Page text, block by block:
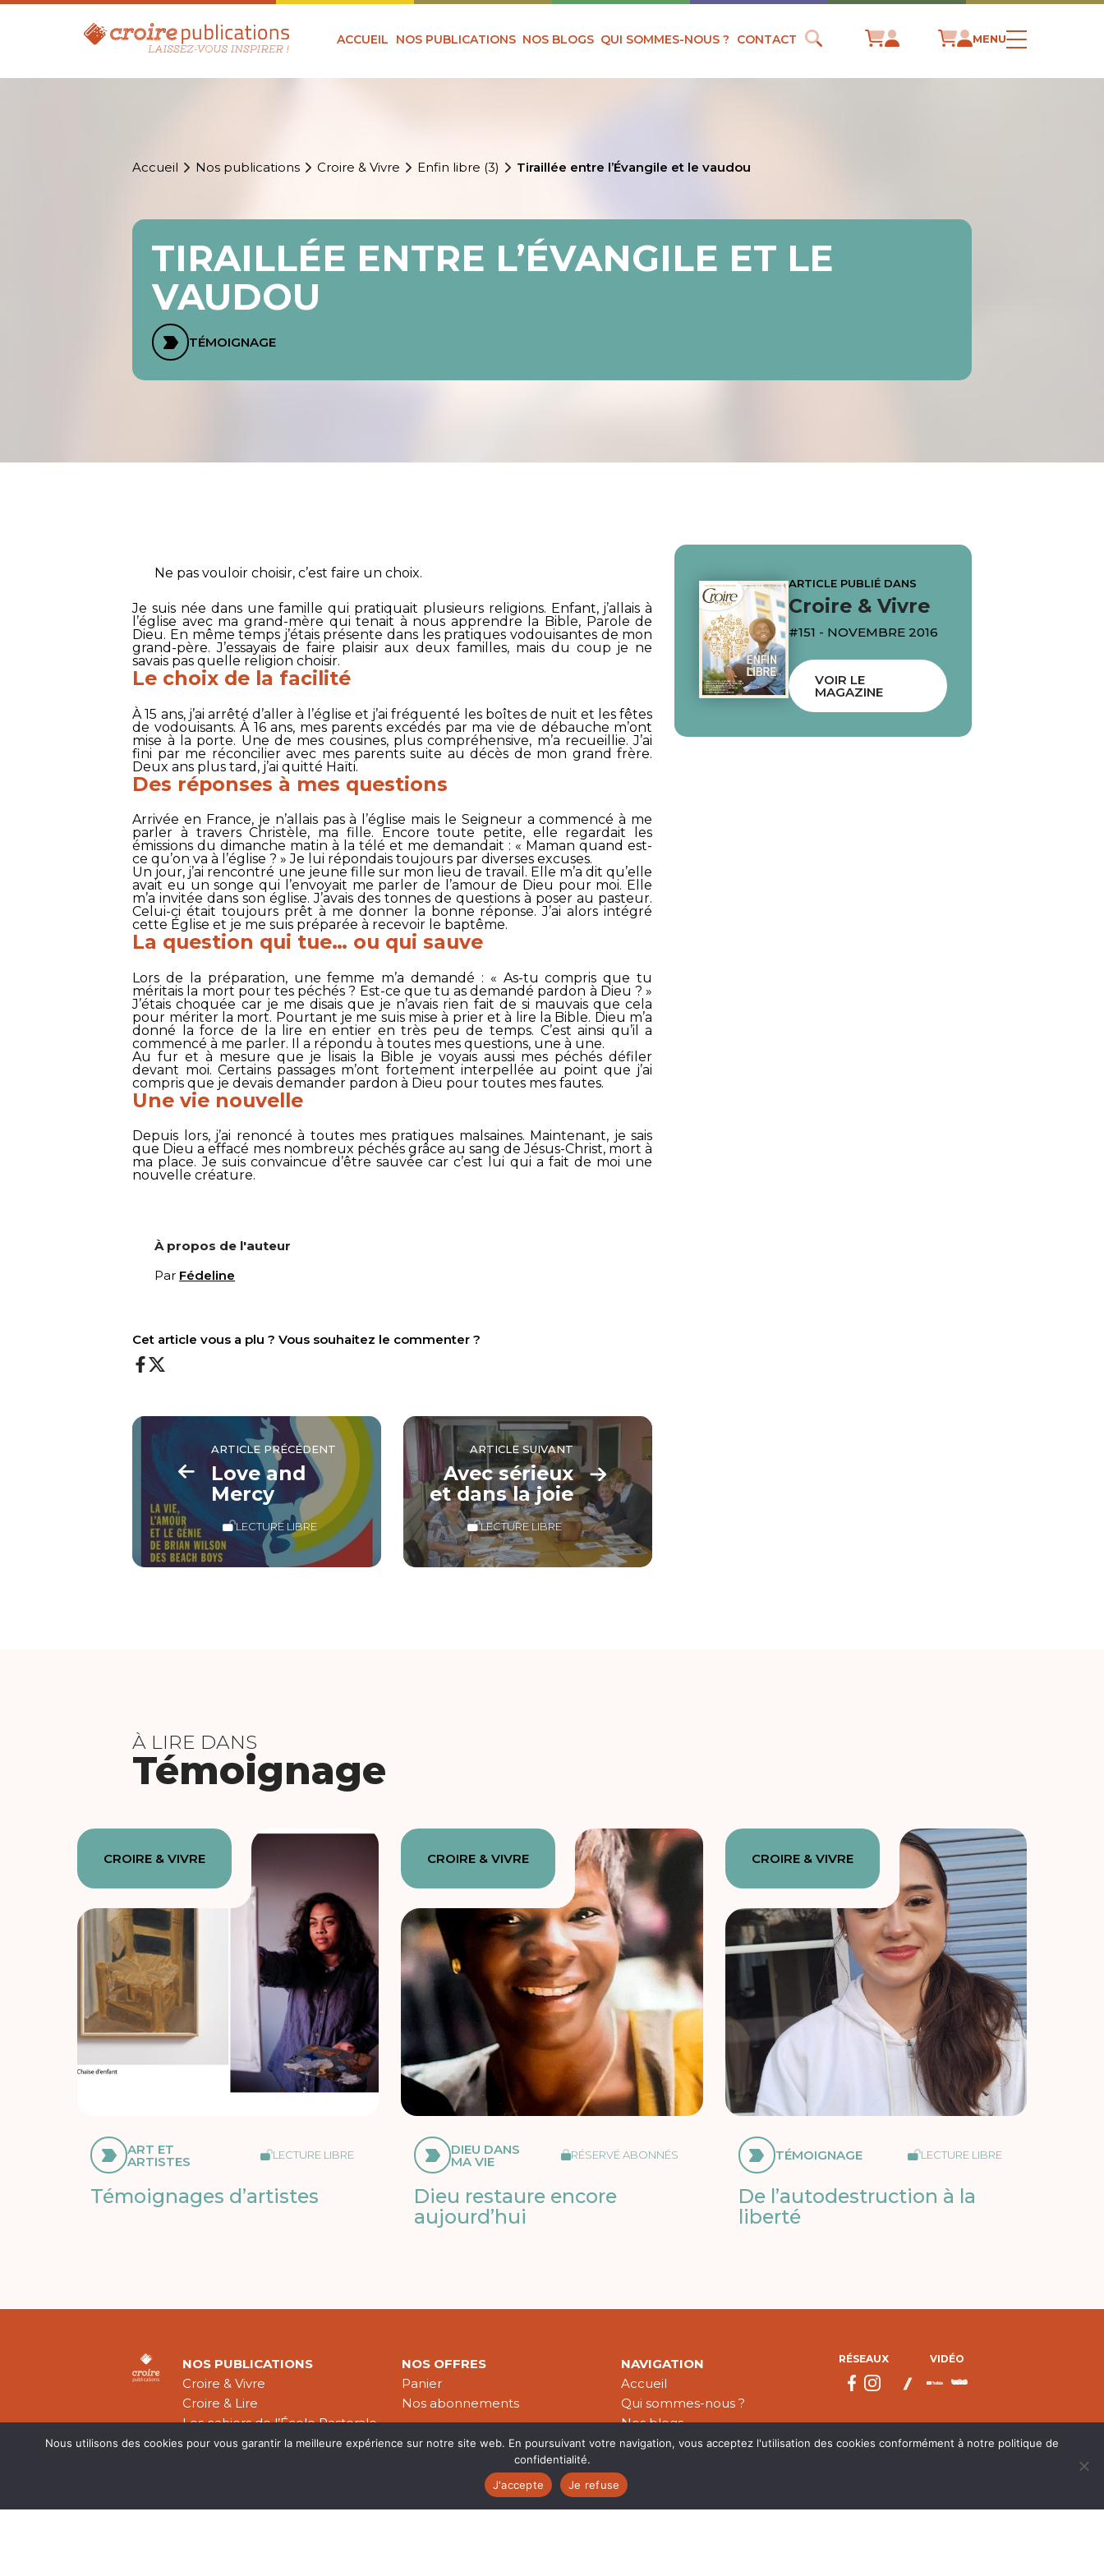
ACCUEIL NOS PUBLICATIONS NOS BLOGS QUI SOMMES-NOUS ? CONTACT MENU
Accueil Nos publications Croire & Vivre Enfin libre (3) Tiraillée entre l’Évangile et le vaudou
TIRAILLÉE ENTRE L’ÉVANGILE ET LE
VAUDOU
TÉMOIGNAGE
Ne pas vouloir choisir, c’est faire un choix.
Je suis née dans une famille qui pratiquait plusieurs religions. Enfant, j’allais à
l’église avec ma grand-mère qui tenait à nous apprendre la Bible, Parole de
Dieu. En même temps j’étais présente dans les pratiques vodouisantes de mon
grand-père. J’essayais de faire plaisir aux deux familles, mais du coup je ne
savais pas quelle religion choisir.
Le choix de la facilité
À 15 ans, j’ai arrêté d’aller à l’église et j’ai fréquenté les boîtes de nuit et les fêtes
de vodouisants. À 16 ans, mes parents excédés par ma vie de débauche m’ont
mise à la porte. Une de mes cousines, plus compréhensive, m’a recueillie. J’ai
fini par me réconcilier avec mes parents suite au décès de mon grand frère.
Deux ans plus tard, j’ai quitté Haïti.
Des réponses à mes questions
Arrivée en France, je n’allais pas à l’église mais le Seigneur a commencé à me
parler à travers Christèle, ma fille. Encore toute petite, elle regardait les
émissions du dimanche matin à la télé et me demandait : « Maman quand est-
ce qu’on va à l’église ? » Je lui répondais toujours par diverses excuses.
Un jour, j’ai rencontré une jeune fille sur mon lieu de travail. Elle m’a dit qu’elle
avait eu un songe qui l’envoyait me parler de l’amour de Dieu pour moi. Elle
m’a invitée dans son église. J’avais des tonnes de questions à poser au pasteur.
Celui-ci était toujours prêt à me donner la bonne réponse. J’ai alors intégré
cette Église et je me suis préparée à recevoir le baptême.
La question qui tue… ou qui sauve
Lors de la préparation, une femme m’a demandé : « As-tu compris que tu
méritais la mort pour tes péchés ? Est-ce que tu as demandé pardon à Dieu ? »
J’étais choquée car je me disais que je n’avais rien fait de si mauvais que cela
pour mériter la mort. Pourtant je me suis mise à prier et à lire la Bible. Dieu m’a
donné la force de la lire en entier en très peu de temps. C’est ainsi qu’il a
commencé à me parler. Il a répondu à toutes mes questions, une à une.
Au fur et à mesure que je lisais la Bible je voyais aussi mes péchés défiler
devant moi. Certains passages m’ont fortement interpellée au point que j’ai
compris que je devais demander pardon à Dieu pour toutes mes fautes.
Une vie nouvelle
Depuis lors, j’ai renoncé à toutes mes pratiques malsaines. Maintenant, je sais
que Dieu a effacé mes nombreux péchés grâce au sang de Jésus-Christ, mort à
ma place. Je suis convaincue d’être sauvée car c’est lui qui a fait de moi une
nouvelle créature.
À propos de l'auteur
Par Fédeline
Cet article vous a plu ? Vous souhaitez le commenter ?
ARTICLE PRÉCÉDENT
Love and
Mercy
LECTURE LIBRE
ARTICLE SUIVANT
Avec sérieux
et dans la joie
LECTURE LIBRE
ARTICLE PUBLIÉ DANS
Croire & Vivre
#151 - NOVEMBRE 2016
VOIR LE
MAGAZINE
À LIRE DANS
Témoignage
CROIRE & VIVRE
ART ET
ARTISTES LECTURE LIBRE
Témoignages d’artistes
CROIRE & VIVRE
DIEU DANS
MA VIE RÉSERVÉ ABONNÉS
Dieu restaure encore
aujourd’hui
CROIRE & VIVRE
TÉMOIGNAGE LECTURE LIBRE
De l’autodestruction à la
liberté
NOS PUBLICATIONS
Croire & Vivre
Croire & Lire
Les cahiers de l’École Pastorale
Théologie Évangélique
NOS OFFRES
Panier
Nos abonnements
NAVIGATION
Accueil
Qui sommes-nous ?
Nos blogs
Nos publications
RÉSEAUX VIDÉO
Nous utilisons des cookies pour vous garantir la meilleure expérience sur notre site web. En poursuivant votre navigation, vous acceptez l'utilisation des cookies conformément à notre politique de
confidentialité.
J'accepte
Je refuse